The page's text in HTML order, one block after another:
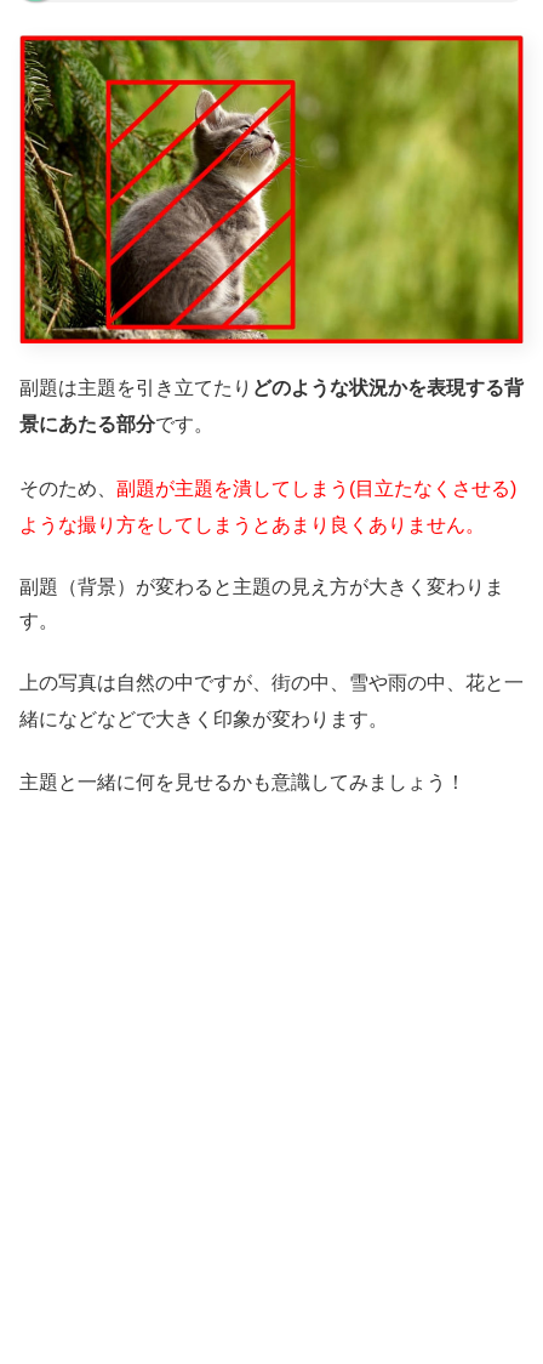
副題は主題を引き立てたり どのような状況かを表現する背
景にあたる部分です。
そのため、 副題が主題を潰してしまう(目立たなくさせる)
ような撮り方をしてしまうとあまり良くありません。
副題（背景）が変わると主題の見え方が大きく変わりま
す。
上の写真は自然の中ですが、街の中、雪や雨の中、花と一
緒になどなどで大きく印象が変わります。
主題と一緒に何を見せるかも意識してみましょう！